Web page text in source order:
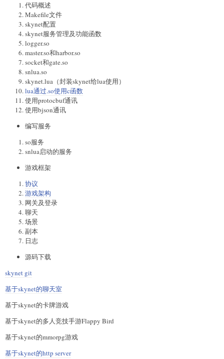
代码概述
Makefile文件
skynet配置
skynet服务管理及功能函数
logger.so
master.so和harbor.so
socket和gate.so
snlua.so
skynet.lua（封装skynet给lua使用）
lua通过.so使用c函数
使用protocbuf通讯
使用bjson通讯
编写服务
so服务
snlua启动的服务
游戏框架
协议
游戏架构
网关及登录
聊天
场景
副本
日志
源码下载
skynet git
基于skynet的聊天室
基于skynet的卡牌游戏
基于skynet的多人竞技手游Flappy Bird
基于skynet的mmorpg游戏
基于skynet的http server